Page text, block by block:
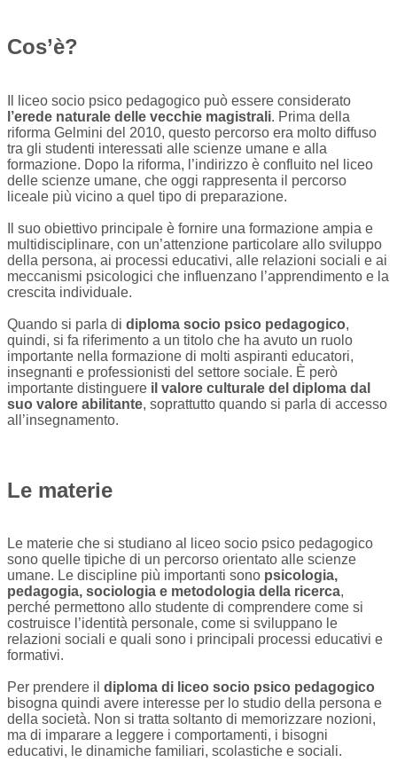
Cos’è?
Il liceo socio psico pedagogico può essere considerato
l’erede naturale delle vecchie magistrali. Prima della
riforma Gelmini del 2010, questo percorso era molto diffuso
tra gli studenti interessati alle scienze umane e alla
formazione. Dopo la riforma, l’indirizzo è confluito nel liceo
delle scienze umane, che oggi rappresenta il percorso
liceale più vicino a quel tipo di preparazione.
Il suo obiettivo principale è fornire una formazione ampia e
multidisciplinare, con un’attenzione particolare allo sviluppo
della persona, ai processi educativi, alle relazioni sociali e ai
meccanismi psicologici che influenzano l’apprendimento e la
crescita individuale.
Quando si parla di diploma socio psico pedagogico,
quindi, si fa riferimento a un titolo che ha avuto un ruolo
importante nella formazione di molti aspiranti educatori,
insegnanti e professionisti del settore sociale. È però
importante distinguere il valore culturale del diploma dal
suo valore abilitante, soprattutto quando si parla di accesso
all’insegnamento.
Le materie
Le materie che si studiano al liceo socio psico pedagogico
sono quelle tipiche di un percorso orientato alle scienze
umane. Le discipline più importanti sono psicologia,
pedagogia, sociologia e metodologia della ricerca,
perché permettono allo studente di comprendere come si
costruisce l’identità personale, come si sviluppano le
relazioni sociali e quali sono i principali processi educativi e
formativi.
Per prendere il diploma di liceo socio psico pedagogico
bisogna quindi avere interesse per lo studio della persona e
della società. Non si tratta soltanto di memorizzare nozioni,
ma di imparare a leggere i comportamenti, i bisogni
educativi, le dinamiche familiari, scolastiche e sociali.